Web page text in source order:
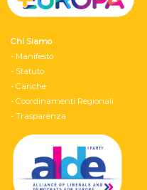
Chi Siamo
- Manifesto
- Statuto
- Cariche
- Coordinamenti Regionali
- Trasparenza